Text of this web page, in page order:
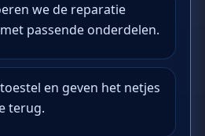
we de reparatie
passende onderdelen.
en geven het netjes
terug.